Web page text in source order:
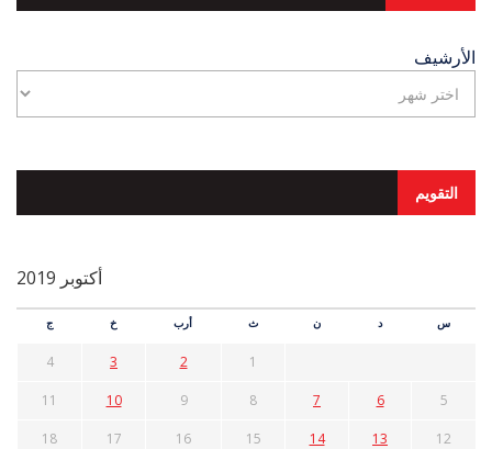
الأرشيف
التقويم
أكتوبر 2019
س د ن ث أرب خ ج
1
2
3
4
5
6
7
8
9
10
11
12
13
14
15
16
17
18